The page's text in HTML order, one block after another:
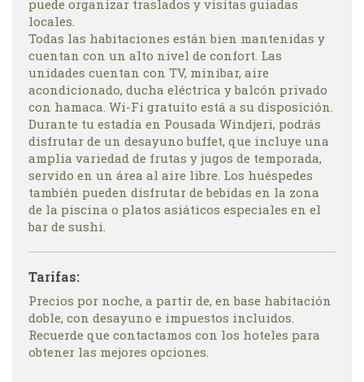
puede organizar traslados y visitas guiadas
locales.
Todas las habitaciones están bien mantenidas y
cuentan con un alto nivel de confort. Las
unidades cuentan con TV, minibar, aire
acondicionado, ducha eléctrica y balcón privado
con hamaca. Wi-Fi gratuito está a su disposición.
Durante tu estadía en Pousada Windjeri, podrás
disfrutar de un desayuno buffet, que incluye una
amplia variedad de frutas y jugos de temporada,
servido en un área al aire libre. Los huéspedes
también pueden disfrutar de bebidas en la zona
de la piscina o platos asiáticos especiales en el
bar de sushi.
Tarifas:
Precios por noche, a partir de, en base habitación
doble, con desayuno e impuestos incluidos.
Recuerde que contactamos con los hoteles para
obtener las mejores opciones.